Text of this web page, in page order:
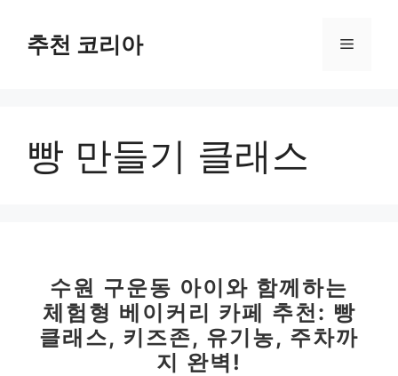
추천 코리아 메
빵 만들기 클래스
수원 구운동 아이와 함께하는
체험형 베이커리 카페 추천: 빵
클래스, 키즈존, 유기농, 주차까
지 완벽!